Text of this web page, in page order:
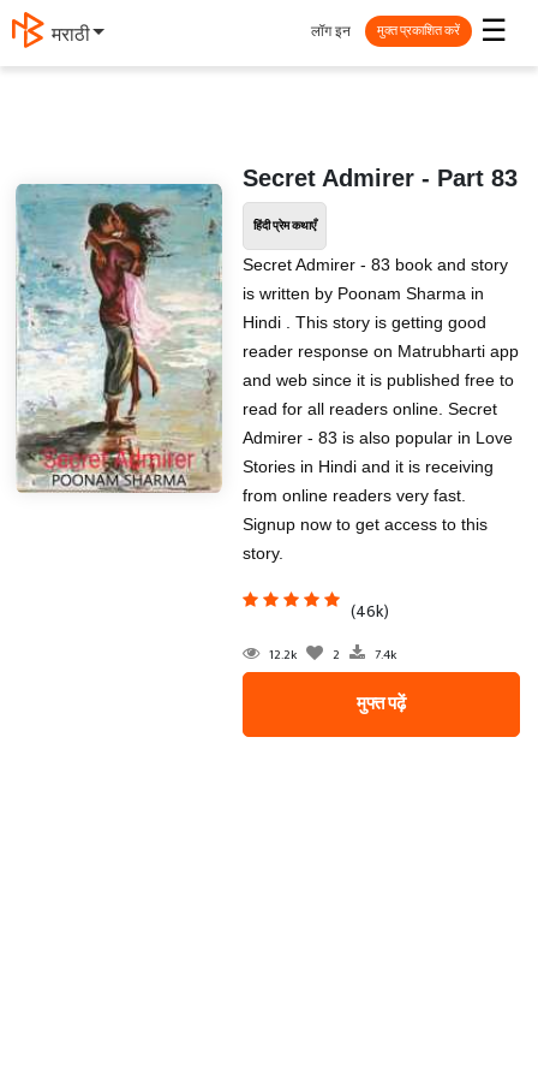
मराठी ☰
लॉग इन मुक्त प्रकाशित करें
Secret Admirer - Part 83
हिंदी प्रेम कथाएँ
Secret Admirer - 83 book and story
is written by Poonam Sharma in
Hindi . This story is getting good
reader response on Matrubharti app
and web since it is published free to
read for all readers online. Secret
Admirer - 83 is also popular in Love
Stories in Hindi and it is receiving
from online readers very fast.
Signup now to get access to this
story.
(46k)
12.2k 2 7.4k
मुफ्त पढ़ें